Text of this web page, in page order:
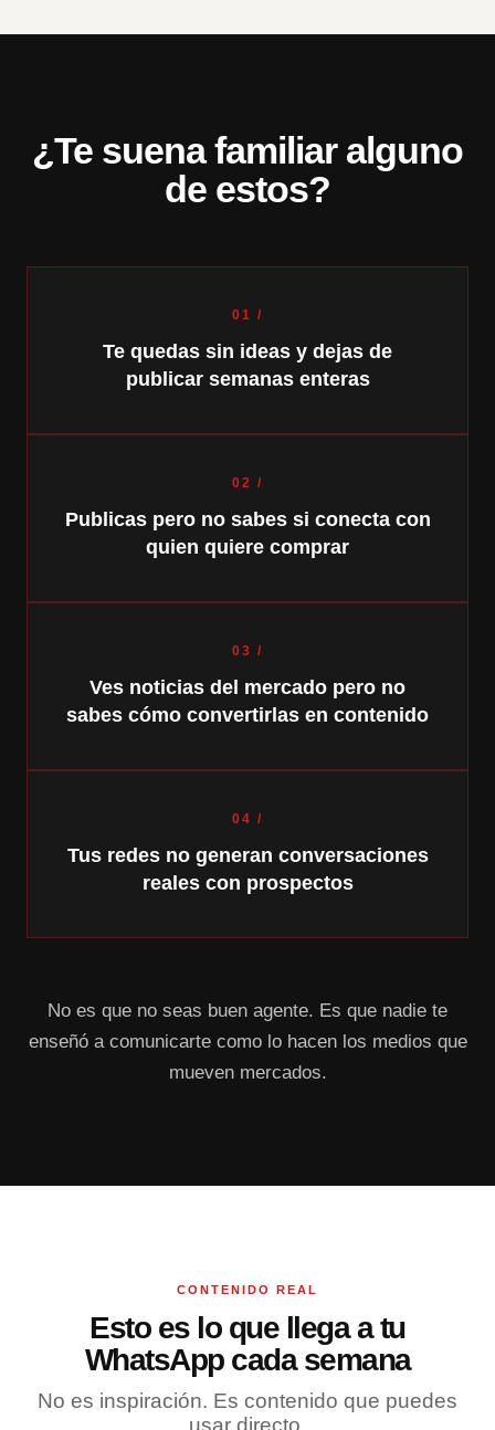
¿Te suena familiar alguno
de estos?
01 /
Te quedas sin ideas y dejas de
publicar semanas enteras
02 /
Publicas pero no sabes si conecta con
quien quiere comprar
03 /
Ves noticias del mercado pero no
sabes cómo convertirlas en contenido
04 /
Tus redes no generan conversaciones
reales con prospectos
No es que no seas buen agente. Es que nadie te
enseñó a comunicarte como lo hacen los medios que
mueven mercados.
CONTENIDO REAL
Esto es lo que llega a tu
WhatsApp cada semana
No es inspiración. Es contenido que puedes
usar directo.